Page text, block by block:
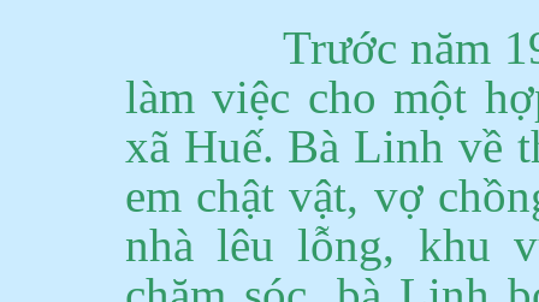
Trước năm
làm việc cho một
xã Huế. Bà Linh về
em chật vật, vợ
nhà lêu lỗng, khu